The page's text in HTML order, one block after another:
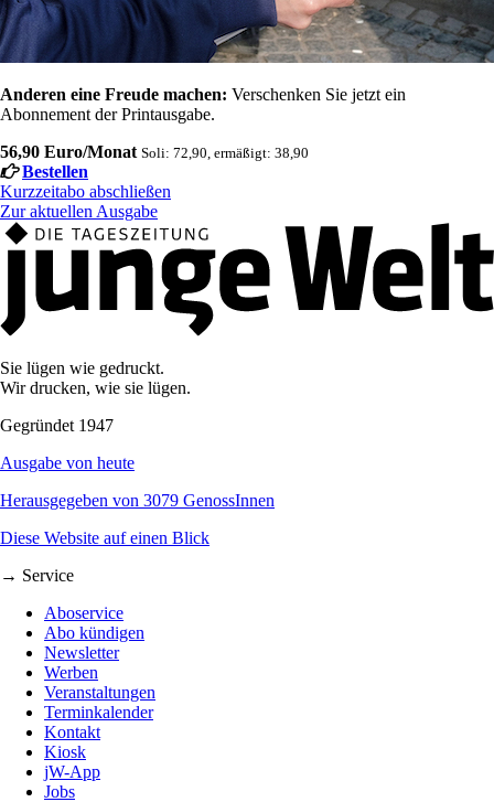
Anderen eine Freude machen: Verschenken Sie jetzt ein
Abonnement der Printausgabe.
56,90 Euro/Monat Soli: 72,90, ermäßigt: 38,90
Bestellen
Kurzzeitabo abschließen
Zur aktuellen Ausgabe
Sie lügen wie gedruckt.
Wir drucken, wie sie lügen.
Gegründet 1947
Ausgabe von heute
Herausgegeben von 3079 GenossInnen
Diese Website auf einen Blick
→ Service
Aboservice
Abo kündigen
Newsletter
Werben
Veranstaltungen
Terminkalender
Kontakt
Kiosk
jW-App
Jobs